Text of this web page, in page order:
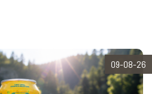
09-08-26